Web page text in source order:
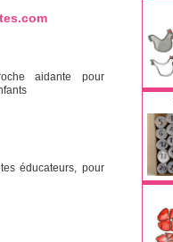
aidante pour
éducateurs, pour